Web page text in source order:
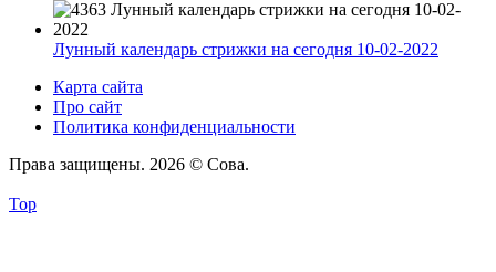
Лунный календарь стрижки на сегодня 10-02-2022
Карта сайта
Про сайт
Политика конфиденциальности
Права защищены. 2026 © Сова.
Top